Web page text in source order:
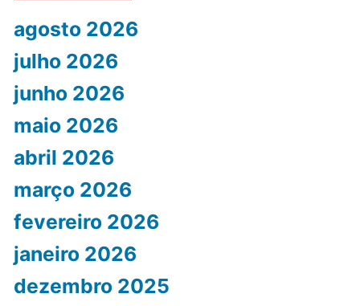
agosto 2026
julho 2026
junho 2026
maio 2026
abril 2026
março 2026
fevereiro 2026
janeiro 2026
dezembro 2025